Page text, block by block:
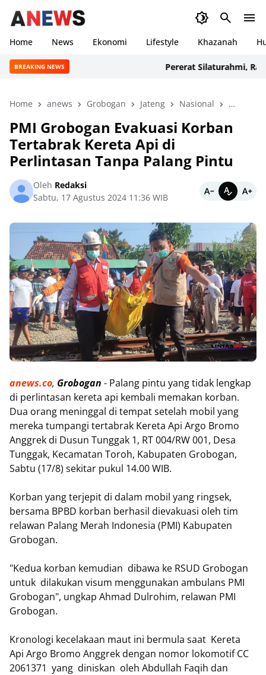
Home News Ekonomi Lifestyle Khazanah
BREAKING NEWS Pererat Silaturahmi,
Home anews Grobogan Jateng Nasional News
PMI Grobogan Evakuasi Korban
Tertabrak Kereta Api di
Perlintasan Tanpa Palang Pintu
Oleh Redaksi
Sabtu, 17 Agustus 2024 11:36 WIB
anews.co, Grobogan - Palang pintu yang tidak lengkap
di perlintasan kereta api kembali memakan korban.
Dua orang meninggal di tempat setelah mobil yang
mereka tumpangi tertabrak Kereta Api Argo Bromo
Anggrek di Dusun Tunggak 1, RT 004/RW 001, Desa
Tunggak, Kecamatan Toroh, Kabupaten Grobogan,
Sabtu (17/8) sekitar pukul 14.00 WIB.
Korban yang terjepit di dalam mobil yang ringsek,
bersama BPBD korban berhasil dievakuasi oleh tim
relawan Palang Merah Indonesia (PMI) Kabupaten
Grobogan.
"Kedua korban kemudian dibawa ke RSUD Grobogan
untuk dilakukan visum menggunakan ambulans PMI
Grobogan", ungkap Ahmad Dulrohim, relawan PMI
Grobogan.
Kronologi kecelakaan maut ini bermula saat Kereta
Api Argo Bromo Anggrek dengan nomor lokomotif CC
2061371 yang diniskan oleh Abdullah Faqih dan